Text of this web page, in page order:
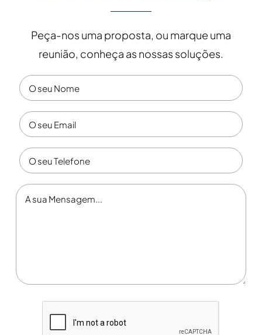
Peça-nos uma proposta, ou marque uma
reunião, conheça as nossas soluções.